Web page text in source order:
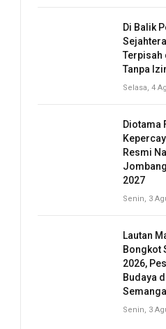
Di Balik
Terpisah
Tanpa
Selasa, 4
Diotama
Resmi
2027
Senin, 3
Lautan
Bongkot
2026,
Budaya
Senin, 3